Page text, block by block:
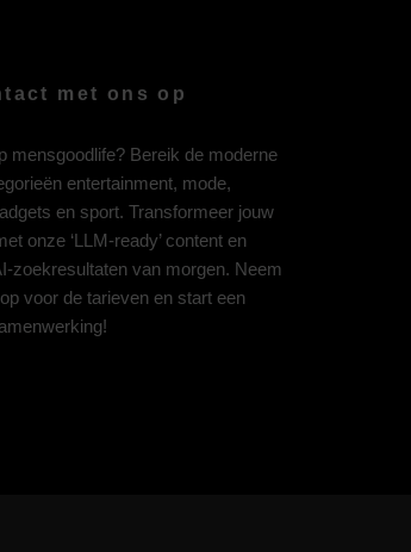
met ons op
mensgoodlife? Bereik de moderne
entertainment, mode,
en sport. Transformeer jouw
onze ‘LLM-ready’ content en
zoekresultaten van morgen. Neem
voor de tarieven en start een